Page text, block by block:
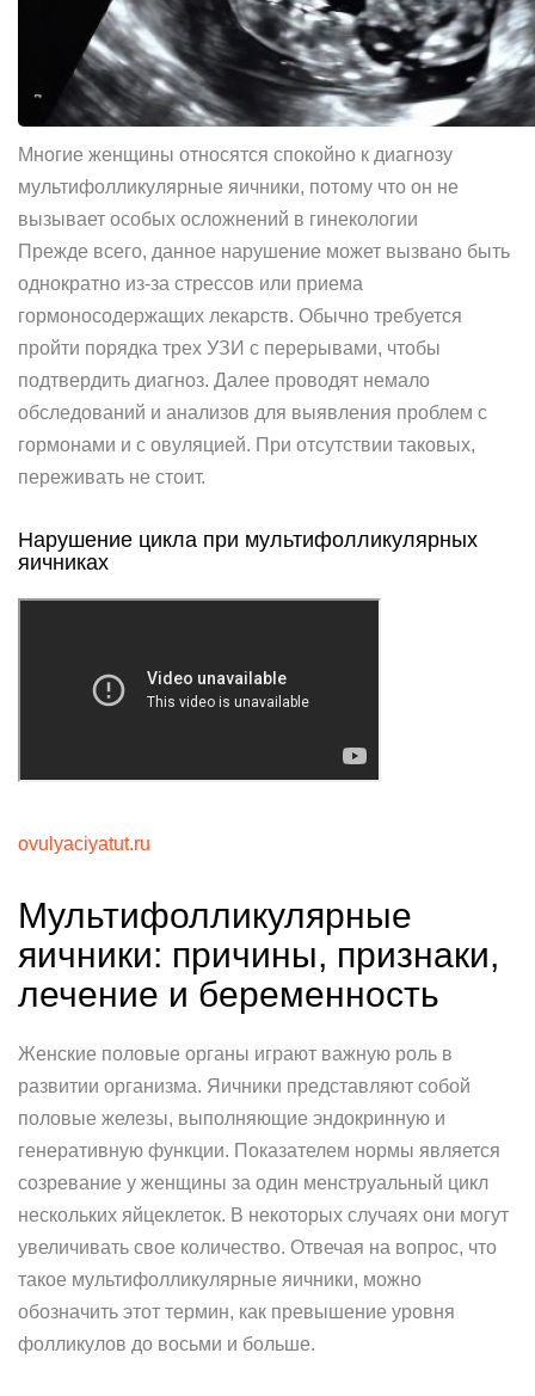
Многие женщины относятся спокойно к диагнозу
мультифолликулярные яичники, потому что он не
вызывает особых осложнений в гинекологии
Прежде всего, данное нарушение может вызвано быть
однократно из-за стрессов или приема
гормоносодержащих лекарств. Обычно требуется
пройти порядка трех УЗИ с перерывами, чтобы
подтвердить диагноз. Далее проводят немало
обследований и анализов для выявления проблем с
гормонами и с овуляцией. При отсутствии таковых,
переживать не стоит.
Нарушение цикла при мультифолликулярных
яичниках
ovulyaciyatut.ru
Мультифолликулярные
яичники: причины, признаки,
лечение и беременность
Женские половые органы играют важную роль в
развитии организма. Яичники представляют собой
половые железы, выполняющие эндокринную и
генеративную функции. Показателем нормы является
созревание у женщины за один менструальный цикл
нескольких яйцеклеток. В некоторых случаях они могут
увеличивать свое количество. Отвечая на вопрос, что
такое мультифолликулярные яичники, можно
обозначить этот термин, как превышение уровня
фолликулов до восьми и больше.